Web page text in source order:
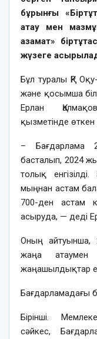
бұрынғы
атау мен
азамат»
жүзеге
Бұл туралы ҚР
және қосымша
Ерлан
қызметінде
– Бағдарлама
басталып, 2024
толық
мыңнан астам
700-ден астам
асыруда, — деді
Оның айтуынша,
жаңа атаумен
жаңашылдықтар
Бағдарламадағы
Бірінші.
сәйкес,